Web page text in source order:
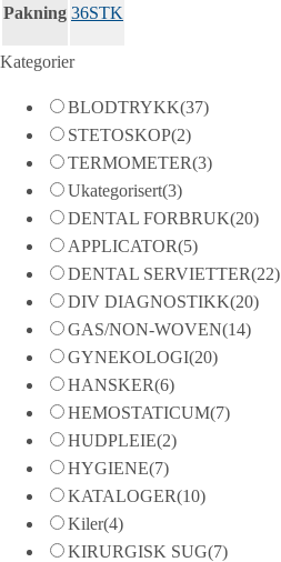
Pakning 36STK
Kategorier
BLODTRYKK(37)
STETOSKOP(2)
TERMOMETER(3)
Ukategorisert(3)
DENTAL FORBRUK(20)
APPLICATOR(5)
DENTAL SERVIETTER(22)
DIV DIAGNOSTIKK(20)
GAS/NON-WOVEN(14)
GYNEKOLOGI(20)
HANSKER(6)
HEMOSTATICUM(7)
HUDPLEIE(2)
HYGIENE(7)
KATALOGER(10)
Kiler(4)
KIRURGISK SUG(7)